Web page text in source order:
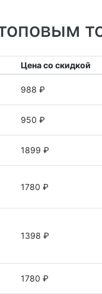
Цена со скидкой
988 ₽
950 ₽
1899 ₽
1780 ₽
1398 ₽
1780 ₽